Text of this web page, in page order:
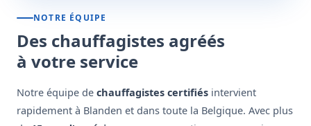
NOTRE ÉQUIPE
Des chauffagistes agréés
à votre service
Notre équipe de chauffagistes certifiés intervient
rapidement à Blanden et dans toute la Belgique. Avec plus